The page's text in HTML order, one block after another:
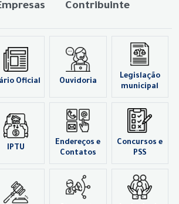
Contribuinte
Oficial Ouvidoria
Legislação
municipal
IPTU
Endereços e
Contatos
Concursos e
PSS